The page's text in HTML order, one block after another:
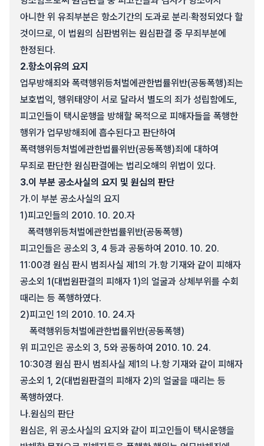
아니한 위 유죄부분은 항소기간의 도과로 분리·확정되었다 할
것이므로, 이 법원의 심판범위는 원심판결 중 무죄부분에
한정된다.
2.항소이유의 요지
업무방해죄와 폭력행위등처벌에관한법률위반(공동폭행)죄는
보호법익, 행위태양이 서로 달라서 별도의 죄가 성립함에도,
피고인들이 택시운행을 방해할 목적으로 피해자들을 폭행한
행위가 업무방해죄에 흡수된다고 판단하여
폭력행위등처벌에관한법률위반(공동폭행)죄에 대하여
무죄로 판단한 원심판결에는 법리오해의 위법이 있다.
3.이 부분 공소사실의 요지 및 원심의 판단
가.이 부분 공소사실의 요지
1)피고인들의 2010. 10. 20.자
폭력행위등처벌에관한법률위반(공동폭행)
피고인들은 공소외 3, 4 등과 공동하여 2010. 10. 20.
11:00경 원심 판시 범죄사실 제1의 가.항 기재와 같이 피해자
공소외 1(대법원판결의 피해자 1)의 얼굴과 상체부위를 수회
때리는 등 폭행하였다.
2)피고인 1의 2010. 10. 24.자
폭력행위등처벌에관한법률위반(공동폭행)
위 피고인은 공소외 3, 5와 공동하여 2010. 10. 24.
10:30경 원심 판시 범죄사실 제1의 나.항 기재와 같이 피해자
공소외 1, 2(대법원판결의 피해자 2)의 얼굴을 때리는 등
폭행하였다.
나.원심의 판단
원심은, 위 공소사실의 요지와 같이 피고인들이 택시운행을